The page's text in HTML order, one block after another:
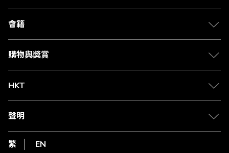
關於 The Club
合作夥伴
媒體中心
會籍
會籍及專屬禮遇
賺取積分
購物與獎賞
物流與配送
Club Shopping 商品領取站
常見問題
HKT
csl.
1010
HKT
聲明
私隱聲明
使用條款
繁 EN